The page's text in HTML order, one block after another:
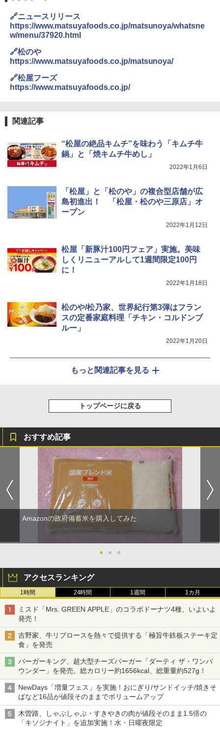
🔗ニュースリリース
https://www.matsuyafoods.co.jp/matsunoya/whatsne
w/menu/37920.html
🔗松のや
https://www.matsuyafoods.co.jp/matsunoya/
🔗松屋フーズ
https://www.matsuyafoods.co.jp/
関連記事
“松屋の絶品キムチ”を味わう「キムチ牛
鍋」と「焼キムチ牛めし」
2022年1月6日
「松屋」と「松のや」の複合型店舗が広
島初進出！ 「松屋・松のや三原店」オ
ープン
2022年1月12日
松屋「新豚汁100円フェア」実施。美味
しくリニューアルして1週間限定100円
に！
2022年1月18日
松のや/松乃家、世界紀行第3弾はフラン
スの定番家庭料理「チキン・コルドンブ
ルー」
2022年1月20日
もっと関連記事を見る
トップページに戻る
おすすめ記事
Amazonの政府備蓄米を購入してみた
● ● ●
アクセスランキング
1時間 24時間 1週間 1カ月
ミスド「Mrs. GREEN APPLE」のコラボドーナツ4種、いよいよ
発売！
吉野家、牛リブロースを熱々で提供する「極旨牛鉄板ステーキ定
食」を発売
バーガーキング、超大型チーズバーガー「ダーティ ザ・ワンパ
ウンダー」を発売。総カロリー約1656kcal、総重量約527g！
NewDays「増量フェス」を実施！おにぎり/サンドイッチ/焼きそ
ばなど16品が値段そのままでボリュームアップ
木曽路、しゃぶしゃぶ・すきやきの肉が値段そのまま1.5倍の
「キソジナイト」を追加実施！水・日曜夜限定